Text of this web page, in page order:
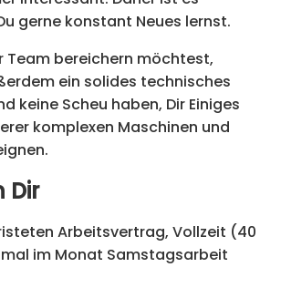
gerne konstant Neues lernst.
Team bereichern möchtest,
ein solides technisches
keine Scheu haben, Dir Einiges
komplexen Maschinen und
Dir
Arbeitsvertrag, Vollzeit (40
im Monat Samstagsarbeit